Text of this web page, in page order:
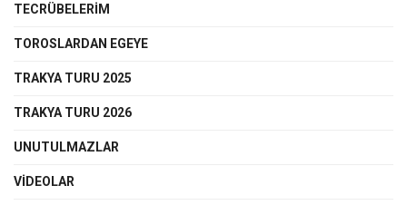
TECRÜBELERİM
TOROSLARDAN EGEYE
TRAKYA TURU 2025
TRAKYA TURU 2026
UNUTULMAZLAR
VIDEOLAR